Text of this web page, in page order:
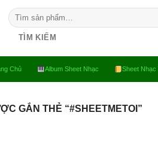
Tìm
kiếm:
TÌM KIẾM
Chủ Album Sheet Nhạc Sheet Nhạc
GẮN THẺ “#SHEETMETOI”